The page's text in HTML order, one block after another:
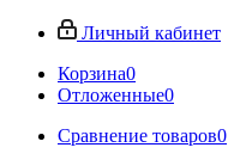
Личный кабинет
Корзина0
Отложенные0
Сравнение товаров0